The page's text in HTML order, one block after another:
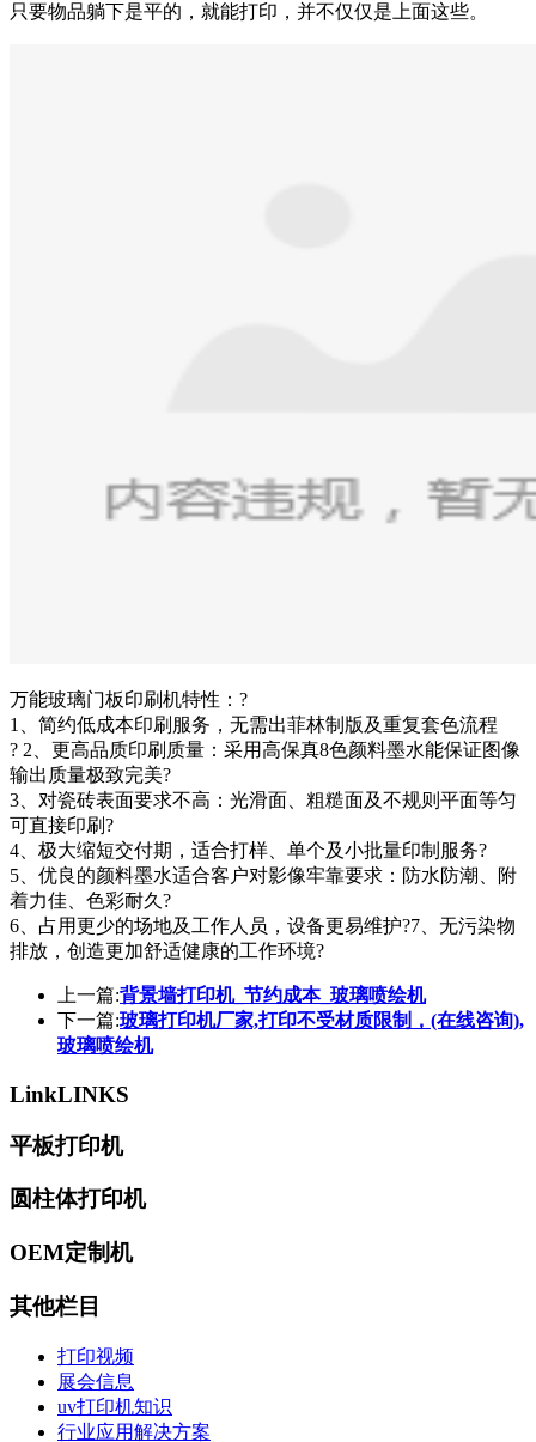
只要物品躺下是平的，就能打印，并不仅仅是上面这些。
万能玻璃门板印刷机特性：?
1、简约低成本印刷服务，无需出菲林制版及重复套色流程
? 2、更高品质印刷质量：采用高保真8色颜料墨水能保证图像
输出质量极致完美?
3、对瓷砖表面要求不高：光滑面、粗糙面及不规则平面等匀
可直接印刷?
4、极大缩短交付期，适合打样、单个及小批量印制服务?
5、优良的颜料墨水适合客户对影像牢靠要求：防水防潮、附
着力佳、色彩耐久?
6、占用更少的场地及工作人员，设备更易维护?7、无污染物
排放，创造更加舒适健康的工作环境?
上一篇:背景墙打印机_节约成本_玻璃喷绘机
下一篇:玻璃打印机厂家,打印不受材质限制，(在线咨询),
玻璃喷绘机
LinkLINKS
平板打印机
圆柱体打印机
OEM定制机
其他栏目
打印视频
展会信息
uv打印机知识
行业应用解决方案